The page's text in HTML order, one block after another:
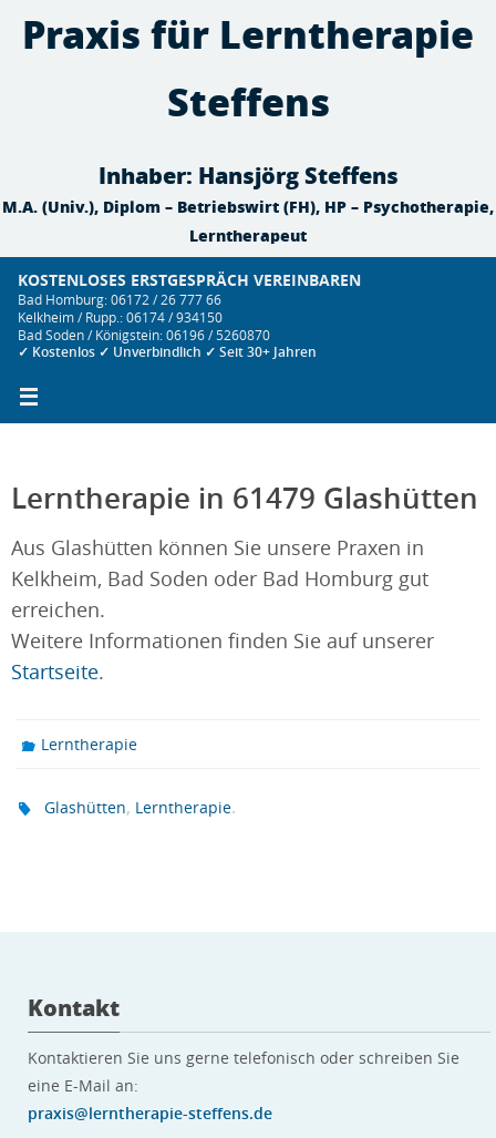
Inhalt
KOSTENLOSES ERSTGESPRÄCH VEREINBAREN
Bad Homburg: 06172 / 26 777 66
Kelkheim / Rupp.: 06174 / 934150
Bad Soden / Königstein: 06196 / 5260870
✓ Kostenlos ✓ Unverbindlich ✓ Seit 30+ Jahren
Praxis für Lerntherapie
Steffens
Inhaber: Hansjörg Steffens
M.A. (Univ.), Diplom – Betriebswirt (FH), HP – Psychotherapie,
Lerntherapeut
Lerntherapie in 61479 Glashütten
Aus Glashütten können Sie unsere Praxen in
Kelkheim, Bad Soden oder Bad Homburg gut
erreichen.
Weitere Informationen finden Sie auf unserer
Startseite.
Lerntherapie
Glashütten, Lerntherapie.
Kontakt
Kontaktieren Sie uns gerne telefonisch oder schreiben Sie
eine E-Mail an:
praxis@lerntherapie-steffens.de